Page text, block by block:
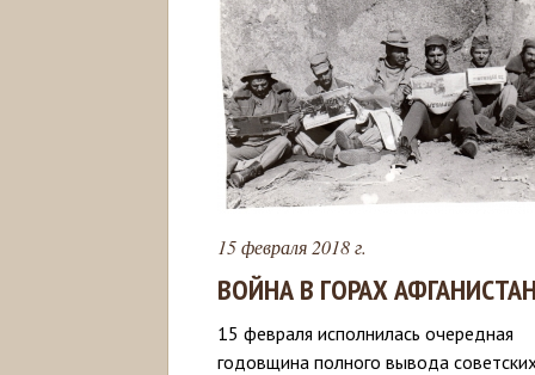
15 февраля 2018 г.
ВОЙНА В ГОРАХ
15 февраля исполнилась очередная
годовщина полного вывода